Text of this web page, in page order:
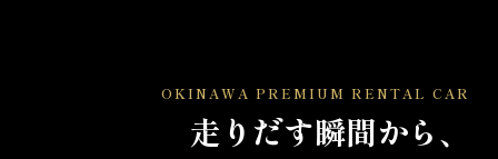
OKINAWA PREMIUM RENTAL CAR
走りだす瞬間から、